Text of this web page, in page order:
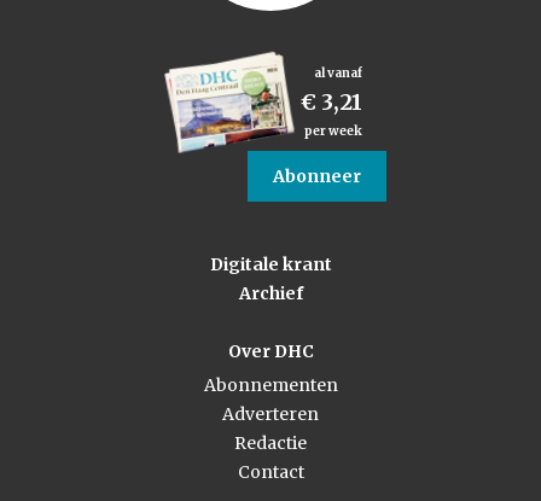
al vanaf
€ 3,21
per week
Abonneer
Digitale krant
Archief
Over DHC
Abonnementen
Adverteren
Redactie
Contact